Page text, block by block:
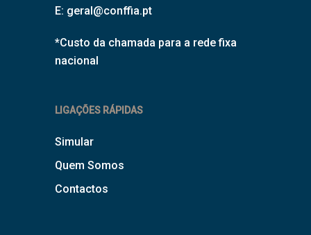
E: geral@conffia.pt
*Custo da chamada para a rede fixa
nacional
LIGAÇÕES RÁPIDAS
Simular
Quem Somos
Contactos